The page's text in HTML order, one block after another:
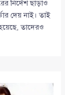
নির্দেশ ছাড়াও
দেয় নাই। তাই
তাদেরও